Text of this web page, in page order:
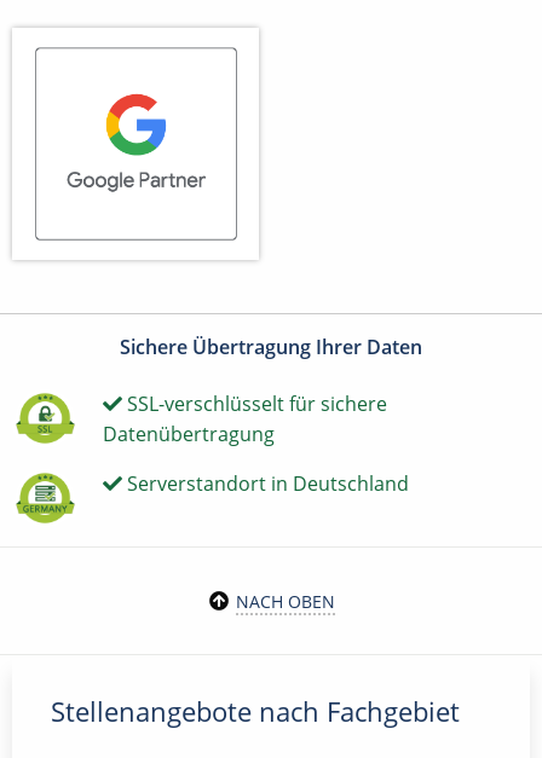
Sichere Übertragung Ihrer Daten
SSL-verschlüsselt für sichere
Datenübertragung
Serverstandort in Deutschland
NACH OBEN
Stellenangebote nach Fachgebiet